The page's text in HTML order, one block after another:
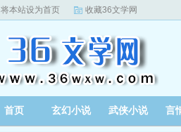
将本站设为首页 收藏36文学网
首页 玄幻小说 武侠小说 言